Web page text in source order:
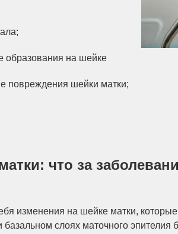
образования на шейке
повреждения шейки матки;
что за
изменения на шейке матки,
базальном слоях маточного эпителия